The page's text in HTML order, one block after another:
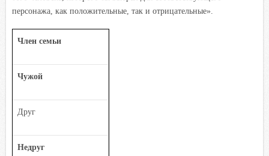
персонажа, как положительные, так и отрицательные».
Член семьи
Чужой
Друг
Недруг